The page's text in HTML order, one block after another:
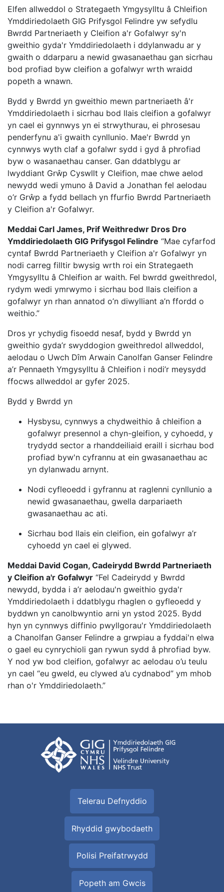
Elfen allweddol o Strategaeth Ymgysylltu â Chleifion
Ymddiriedolaeth GIG Prifysgol Felindre yw sefydlu
Bwrdd Partneriaeth y Cleifion a'r Gofalwyr sy'n
gweithio gyda'r Ymddiriedolaeth i ddylanwadu ar y
gwaith o ddarparu a newid gwasanaethau gan sicrhau
bod profiad byw cleifion a gofalwyr wrth wraidd
popeth a wnawn.
Bydd y Bwrdd yn gweithio mewn partneriaeth â'r
Ymddiriedolaeth i sicrhau bod llais cleifion a gofalwyr
yn cael ei gynnwys yn ei strwythurau, ei phrosesau
penderfynu a'i gwaith cynllunio. Mae'r Bwrdd yn
cynnwys wyth claf a gofalwr sydd i gyd â phrofiad
byw o wasanaethau canser. Gan ddatblygu ar
lwyddiant Grŵp Cyswllt y Cleifion, mae chwe aelod
newydd wedi ymuno â David a Jonathan fel aelodau
o’r Grŵp a fydd bellach yn ffurfio Bwrdd Partneriaeth
y Cleifion a'r Gofalwyr.
Meddai Carl James, Prif Weithredwr Dros Dro
Ymddiriedolaeth GIG Prifysgol Felindre “Mae cyfarfod
cyntaf Bwrdd Partneriaeth y Cleifion a'r Gofalwyr yn
nodi carreg filltir bwysig wrth roi ein Strategaeth
Ymgysylltu â Chleifion ar waith. Fel bwrdd gweithredol,
rydym wedi ymrwymo i sicrhau bod llais cleifion a
gofalwyr yn rhan annatod o’n diwylliant a’n ffordd o
weithio.”
Dros yr ychydig fisoedd nesaf, bydd y Bwrdd yn
gweithio gyda’r swyddogion gweithredol allweddol,
aelodau o Uwch Dîm Arwain Canolfan Ganser Felindre
a’r Pennaeth Ymgysylltu â Chleifion i nodi’r meysydd
ffocws allweddol ar gyfer 2025.
Bydd y Bwrdd yn
Hysbysu, cynnwys a chydweithio â chleifion a
gofalwyr presennol a chyn-gleifion, y cyhoedd, y
trydydd sector a rhanddeiliaid eraill i sicrhau bod
profiad byw'n cyfrannu at ein gwasanaethau ac
yn dylanwadu arnynt.
Nodi cyfleoedd i gyfrannu at raglenni cynllunio a
newid gwasanaethau, gwella darpariaeth
gwasanaethau ac ati.
Sicrhau bod llais ein cleifion, ein gofalwyr a’r
cyhoedd yn cael ei glywed.
Meddai David Cogan, Cadeirydd Bwrdd Partneriaeth
y Cleifion a'r Gofalwyr “Fel Cadeirydd y Bwrdd
newydd, bydda i a’r aelodau'n gweithio gyda'r
Ymddiriedolaeth i ddatblygu rhaglen o gyfleoedd y
byddwn yn canolbwyntio arni yn ystod 2025. Bydd
hyn yn cynnwys diffinio pwyllgorau'r Ymddiriedolaeth
a Chanolfan Ganser Felindre a grwpiau a fyddai'n elwa
o gael eu cynrychioli gan rywun sydd â phrofiad byw.
Y nod yw bod cleifion, gofalwyr ac aelodau o’u teulu
yn cael “eu gweld, eu clywed a’u cydnabod” ym mhob
rhan o'r Ymddiriedolaeth.”
Telerau Defnyddio
Rhyddid gwybodaeth
Polisi Preifatrwydd
Popeth am Gwcis